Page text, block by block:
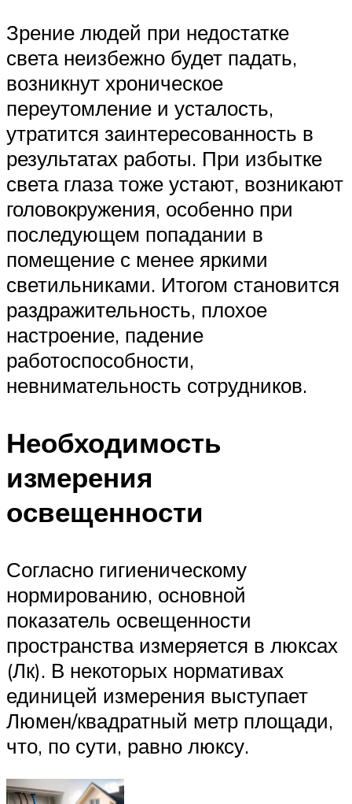
Зрение людей при недостатке
света неизбежно будет падать,
возникнут хроническое
переутомление и усталость,
утратится заинтересованность в
результатах работы. При избытке
света глаза тоже устают, возникают
головокружения, особенно при
последующем попадании в
помещение с менее яркими
светильниками. Итогом становится
раздражительность, плохое
настроение, падение
работоспособности,
невнимательность сотрудников.
Необходимость
измерения
освещенности
Согласно гигиеническому
нормированию, основной
показатель освещенности
пространства измеряется в люксах
(Лк). В некоторых нормативах
единицей измерения выступает
Люмен/квадратный метр площади,
что, по сути, равно люксу.